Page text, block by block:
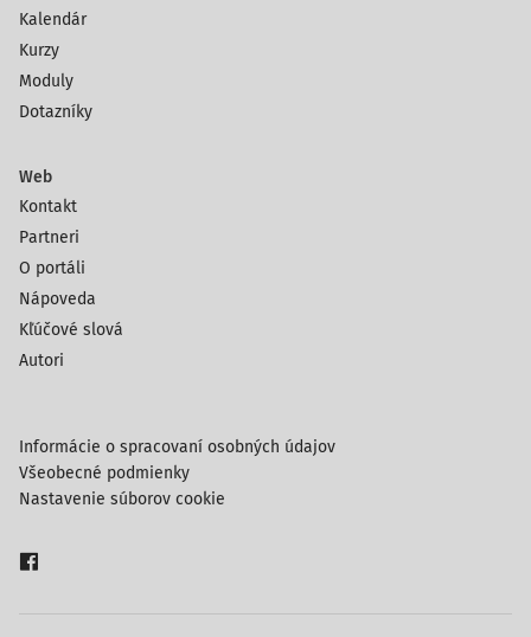
Kalendár
Kurzy
Moduly
Dotazníky
Web
Kontakt
Partneri
O portáli
Nápoveda
Kľúčové slová
Autori
Informácie o spracovaní osobných údajov
Všeobecné podmienky
Nastavenie súborov cookie